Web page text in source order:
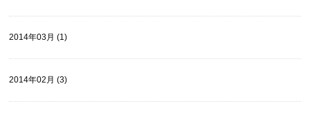
2014年03月 (1)
2014年02月 (3)